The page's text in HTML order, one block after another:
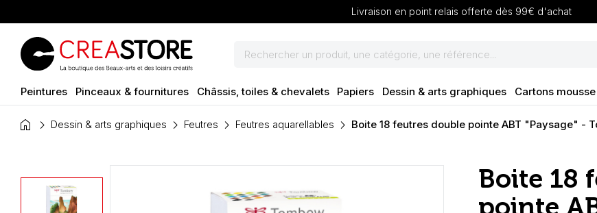
Livraison en point relais offerte dès 99€ d'achat
Peintures Pinceaux & fournitures Châssis, toiles & chevalets Papiers Dessin & arts graphiques Cartons
home Dessin & arts graphiques Feutres Feutres aquarellables Boite 18 feutres double pointe ABT "Paysage" -
Boite 18